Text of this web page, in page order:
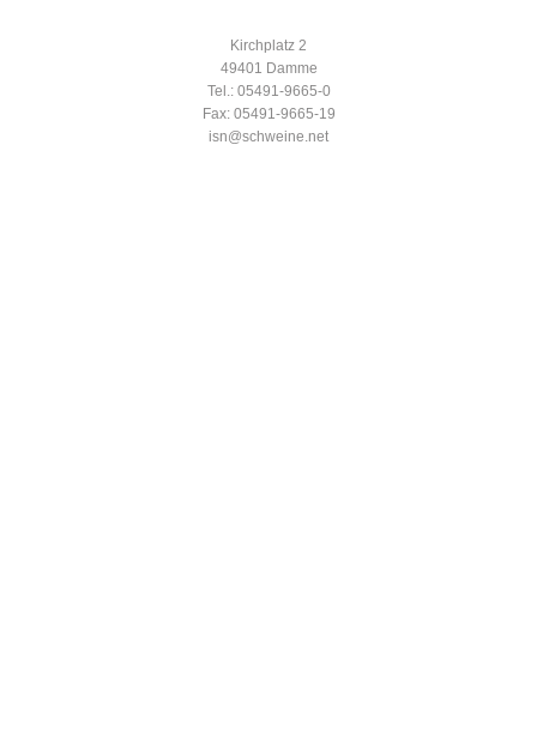
Kirchplatz 2
49401 Damme
Tel.: 05491-9665-0
Fax: 05491-9665-19
isn@schweine.net